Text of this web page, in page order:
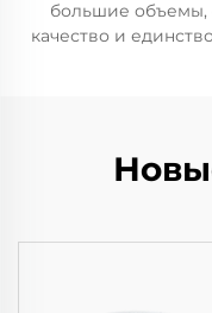
большие объемы,
качество и